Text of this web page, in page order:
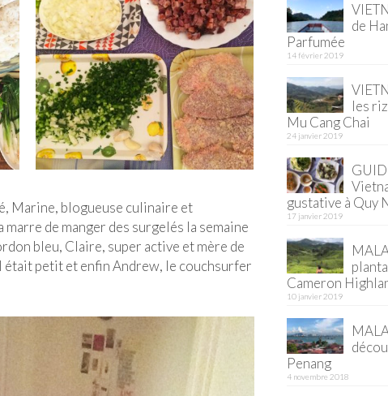
Marine, blogueuse culinaire et
de manger des surgelés la semaine
bleu, Claire, super active et mère de
était petit et enfin Andrew, le couchsurfer
de
Parfumée
14 février 2019
les
Mu Cang Chai
24 janvier 2019
gustative à Quy
17 janvier 2019
Cameron
10 janvier 2019
Penang
4 novembre 2018